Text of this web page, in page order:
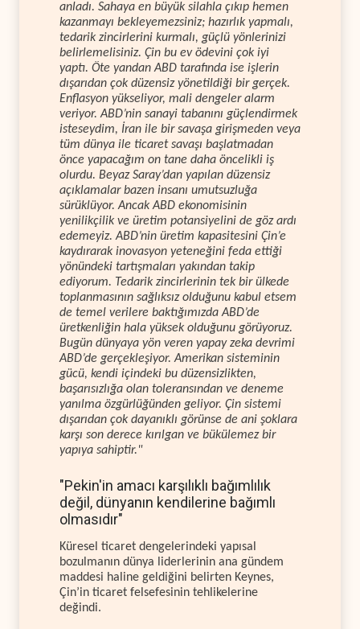
anladı. Sahaya en büyük silahla çıkıp hemen
kazanmayı bekleyemezsiniz; hazırlık yapmalı,
tedarik zincirlerini kurmalı, güçlü yönlerinizi
belirlemelisiniz. Çin bu ev ödevini çok iyi
yaptı. Öte yandan ABD tarafında ise işlerin
dışarıdan çok düzensiz yönetildiği bir gerçek.
Enflasyon yükseliyor, mali dengeler alarm
veriyor. ABD’nin sanayi tabanını güçlendirmek
isteseydim, İran ile bir savaşa girişmeden veya
tüm dünya ile ticaret savaşı başlatmadan
önce yapacağım on tane daha öncelikli iş
olurdu. Beyaz Saray’dan yapılan düzensiz
açıklamalar bazen insanı umutsuzluğa
sürüklüyor. Ancak ABD ekonomisinin
yenilikçilik ve üretim potansiyelini de göz ardı
edemeyiz. ABD’nin üretim kapasitesini Çin’e
kaydırarak inovasyon yeteneğini feda ettiği
yönündeki tartışmaları yakından takip
ediyorum. Tedarik zincirlerinin tek bir ülkede
toplanmasının sağlıksız olduğunu kabul etsem
de temel verilere baktığımızda ABD’de
üretkenliğin hala yüksek olduğunu görüyoruz.
Bugün dünyaya yön veren yapay zeka devrimi
ABD’de gerçekleşiyor. Amerikan sisteminin
gücü, kendi içindeki bu düzensizlikten,
başarısızlığa olan toleransından ve deneme
yanılma özgürlüğünden geliyor. Çin sistemi
dışarıdan çok dayanıklı görünse de ani şoklara
karşı son derece kırılgan ve bükülemez bir
yapıya sahiptir."
"Pekin'in amacı karşılıklı bağımlılık
değil, dünyanın kendilerine bağımlı
olmasıdır"
Küresel ticaret dengelerindeki yapısal
bozulmanın dünya liderlerinin ana gündem
maddesi haline geldiğini belirten Keynes,
Çin’in ticaret felsefesinin tehlikelerine
değindi.